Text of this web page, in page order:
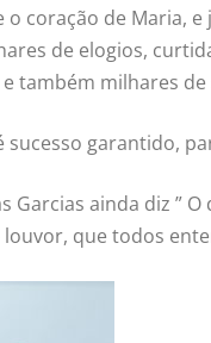
o coração de Maria,
de elogios,
e também milhares
sucesso garantido,
Garcias ainda diz ”
que todos